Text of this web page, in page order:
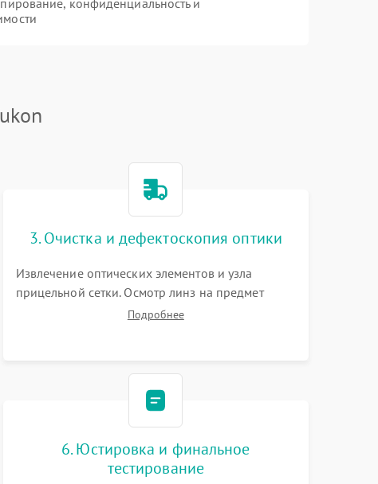
конфиденциальность и
3. Очистка и дефектоскопия оптики
Извлечение оптических элементов и узла
прицельной сетки. Осмотр линз на предмет
повреждения просветляющего покрытия или
Подробнее
6. Юстировка и финальное
тестирование